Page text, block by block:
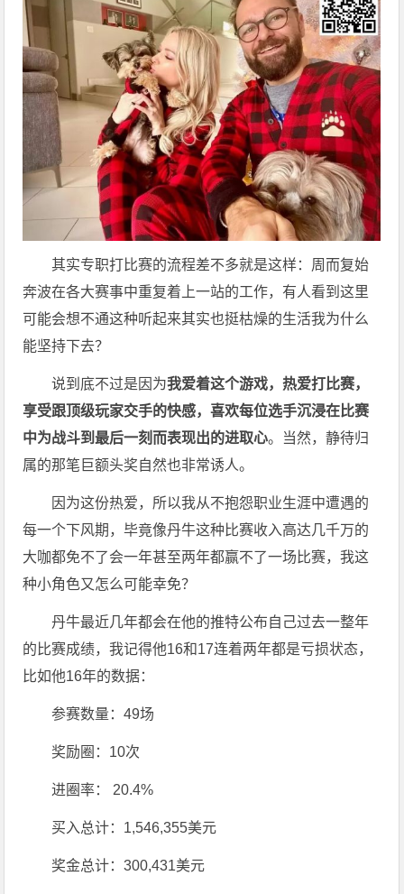
其实专职打比赛的流程差不多就是这样：周而复始
奔波在各大赛事中重复着上一站的工作，有人看到这里
可能会想不通这种听起来其实也挺枯燥的生活我为什么
能坚持下去？
说到底不过是因为我爱着这个游戏，热爱打比赛，
享受跟顶级玩家交手的快感，喜欢每位选手沉浸在比赛
中为战斗到最后一刻而表现出的进取心。当然，静待归
属的那笔巨额头奖自然也非常诱人。
因为这份热爱，所以我从不抱怨职业生涯中遭遇的
每一个下风期，毕竟像丹牛这种比赛收入高达几千万的
大咖都免不了会一年甚至两年都赢不了一场比赛，我这
种小角色又怎么可能幸免？
丹牛最近几年都会在他的推特公布自己过去一整年
的比赛成绩，我记得他16和17连着两年都是亏损状态，
比如他16年的数据：
参赛数量：49场
奖励圈：10次
进圈率： 20.4%
买入总计：1,546,355美元
奖金总计：300,431美元